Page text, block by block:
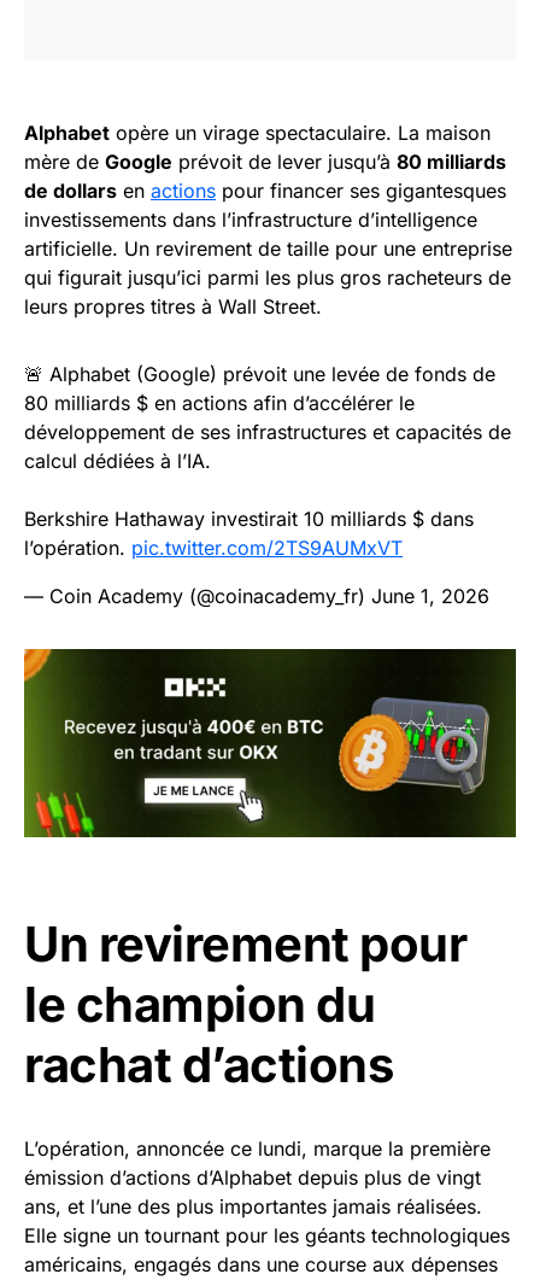
Alphabet opère un virage spectaculaire. La maison
mère de Google prévoit de lever jusqu’à 80 milliards
de dollars en actions pour financer ses gigantesques
investissements dans l’infrastructure d’intelligence
artificielle. Un revirement de taille pour une entreprise
qui figurait jusqu’ici parmi les plus gros racheteurs de
leurs propres titres à Wall Street.
🚨 Alphabet (Google) prévoit une levée de fonds de
80 milliards $ en actions afin d’accélérer le
développement de ses infrastructures et capacités de
calcul dédiées à l’IA.
Berkshire Hathaway investirait 10 milliards $ dans
l’opération. pic.twitter.com/2TS9AUMxVT
— Coin Academy (@coinacademy_fr) June 1, 2026
Un revirement pour
le champion du
rachat d’actions
L’opération, annoncée ce lundi, marque la première
émission d’actions d’Alphabet depuis plus de vingt
ans, et l’une des plus importantes jamais réalisées.
Elle signe un tournant pour les géants technologiques
américains, engagés dans une course aux dépenses